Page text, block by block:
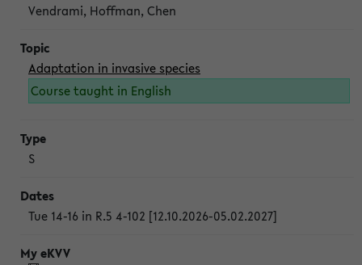
Vendrami, Hoffman, Chen
Adaptation in invasive species
Course taught in English
S
Tue 14-16 in R.5 4-102 [12.10.2026-05.02.2027]